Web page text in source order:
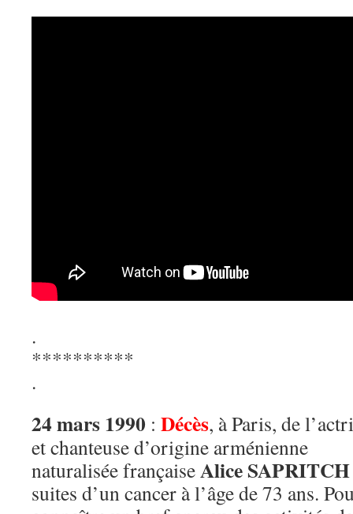
.
**********
.
24 mars 1990 : Décès, à Paris, de
et chanteuse d’origine arménienne
naturalisée françaiseAlice SAPRITCH
suites d’un cancer à l’âge de 73 ans.